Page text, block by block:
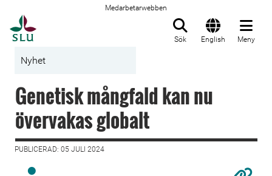
Medarbetarwebben
Sök English Meny
Nyhet
Genetisk mångfald kan nu
övervakas globalt
PUBLICERAD: 05 JULI 2024